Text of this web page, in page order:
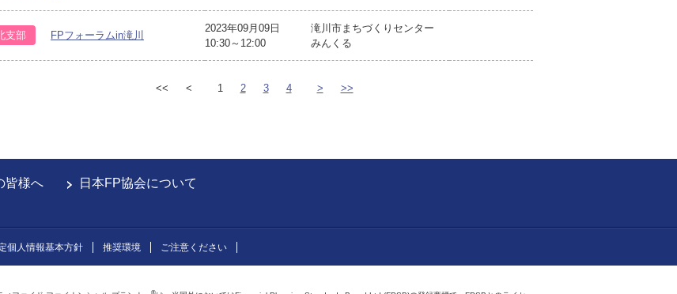
支部 FPフォーラムin滝川
2023年09月09日
10:30～12:00
滝川市まちづくりセンター
みんくる
<< < 1 2 3 4 > >>
皆様へ 日本FP協会について
個人情報基本方針 推奨環境 ご注意ください
®